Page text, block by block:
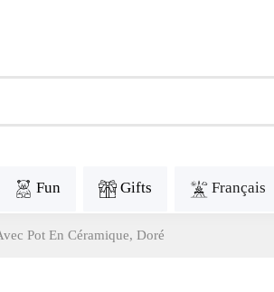
Fun Gifts Français
Pot En Céramique, Doré